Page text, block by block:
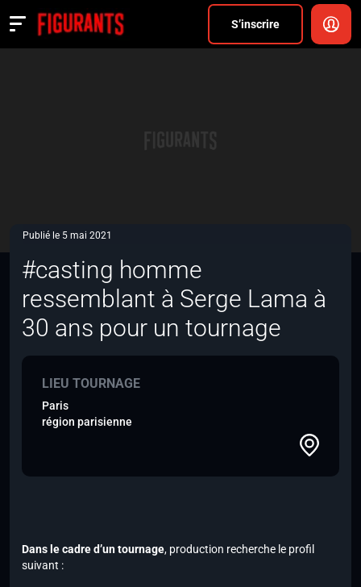
S’inscrire
Actualités
Publié le 5 mai 2021
#casting homme
ressemblant à Serge Lama à
30 ans pour un tournage
LIEU TOURNAGE
Paris
région parisienne
Dans le cadre d’un tournage, production recherche le profil
suivant :